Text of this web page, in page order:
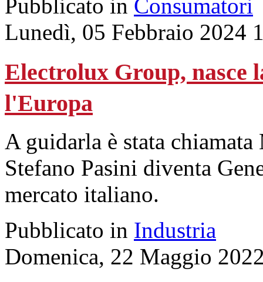
Pubblicato in Consumatori
Lunedì, 05 Febbraio 2024
Electrolux Group, nasce
l'Europa
A guidarla è stata
Stefano Pasini diventa
mercato italiano.
Pubblicato in Industria
Domenica, 22 Maggio